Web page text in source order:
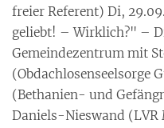
freier Referent) Di,
geliebt! – Wirklich?" –
Gemeindezentrum mit
(Obdachlosenseelsorge
(Bethanien- und
Daniels-Nieswand (LVR